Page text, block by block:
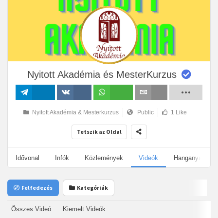
Nyitott Akadémia és MesterKurzus
Nyitott Akadémia & Mesterkurzus Public 1 Like
Tetszik az Oldal
Idővonal Infók Közlemények Videók Hanganyagok
Felfedezés Kategóriák
Összes Videó Kiemelt Videók